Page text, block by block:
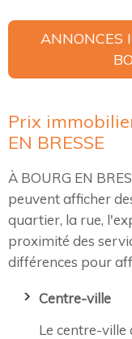
ANNONCES
Prix
EN BRESSE
À BOURG EN
peuvent afficher
quartier, la rue,
proximité des
différences pour
Centre-ville
Le centre-